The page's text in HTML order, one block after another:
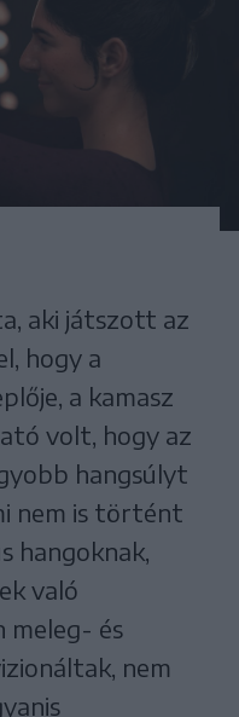
aki játszott az
hogy a
a kamasz
volt, hogy az
hangsúlyt
nem is történt
hangoknak,
való
meleg- és
nem